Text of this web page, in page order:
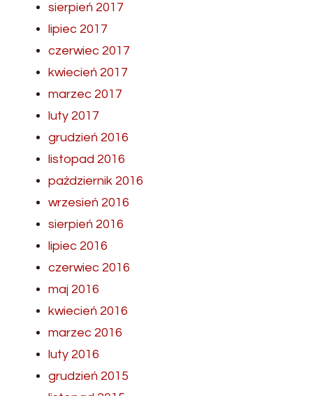
sierpień 2017
lipiec 2017
czerwiec 2017
kwiecień 2017
marzec 2017
luty 2017
grudzień 2016
listopad 2016
październik 2016
wrzesień 2016
sierpień 2016
lipiec 2016
czerwiec 2016
maj 2016
kwiecień 2016
marzec 2016
luty 2016
grudzień 2015